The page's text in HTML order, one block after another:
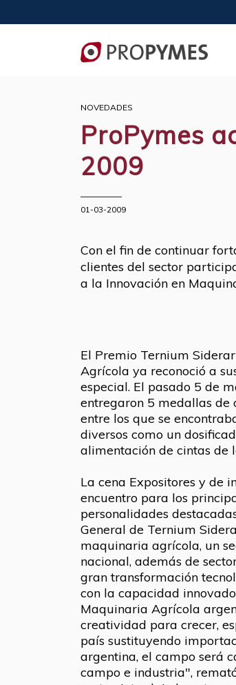
NOVEDADES
ProPymes
2009
01-03-2009
Con el fin de continuar
clientes del sector
a la Innovación en
El Premio Ternium
Agrícola ya reconoció a
especial. El pasado 5 de
entregaron 5 medallas de
entre los que se
diversos como un
alimentación de cintas de
La cena Expositores y de
encuentro para los
personalidades
General de Ternium
maquinaria agrícola, un
nacional, además de
gran transformación
con la capacidad
Maquinaria Agrícola
creatividad para crecer,
país sustituyendo
argentina, el campo será
campo e industria",